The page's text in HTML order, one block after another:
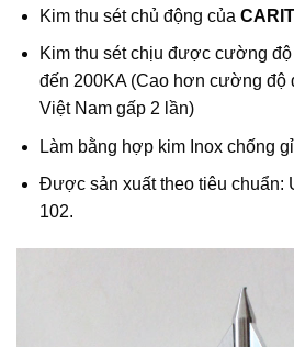
Kim thu sét chủ động của
Kim thu sét chịu được cường
đến 200KA (Cao hơn cường độ
Việt Nam gấp 2 lần)
Làm bằng hợp kim Inox chống gỉ
Được sản xuất theo tiêu chuẩn:
102.